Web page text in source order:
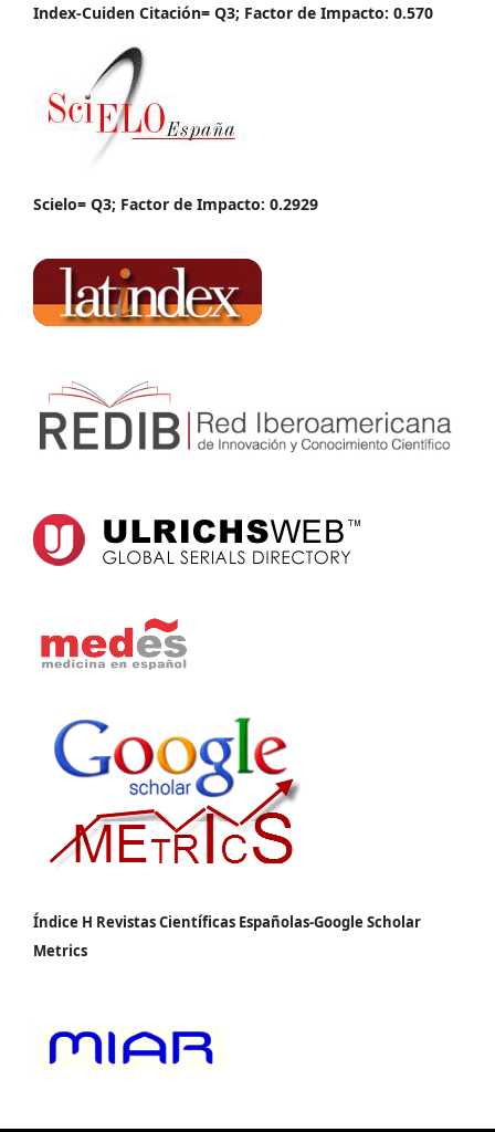
Index-Cuiden Citación= Q3; Factor de Impacto: 0.570
Scielo= Q3; Factor de Impacto: 0.2929
Índice H Revistas Científicas Españolas-Google Scholar
Metrics